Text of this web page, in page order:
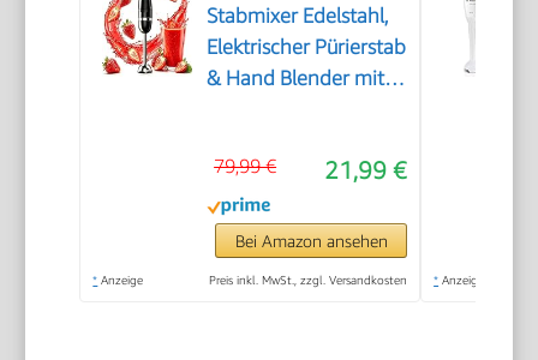
Stabmixer Edelstahl,
Elektrischer Pürierstab
& Hand Blender mit 2
Spülmaschinenfest,
Food Processor für
Babynahrung,
Smoothies & Suppen
21,99 €
79,99 €
Bei Amazon ansehen
* Anzeige Preis inkl. MwSt., zzgl. Versandkosten * Anzeige